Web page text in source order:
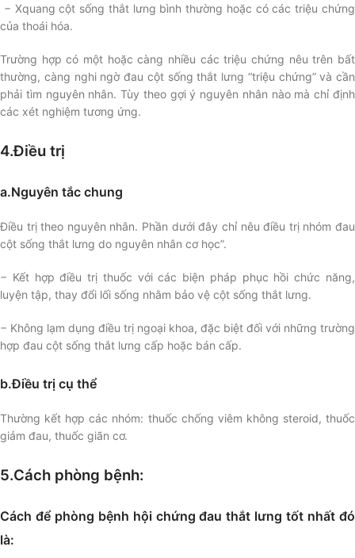
− Xquang cột sống thắt lưng bình thường hoặc có các triệu chứng
của thoái hóa.
Trường hợp có một hoặc càng nhiều các triệu chứng nêu trên bất
thường, càng nghi ngờ đau cột sống thắt lưng “triệu chứng” và cần
phải tìm nguyên nhân. Tùy theo gợi ý nguyên nhân nào mà chỉ định
các xét nghiệm tương ứng.
4.Điều trị
a.Nguyên tắc chung
Điều trị theo nguyên nhân. Phần dưới đây chỉ nêu điều trị nhóm đau
cột sống thắt lưng do nguyên nhân cơ học”.
− Kết hợp điều trị thuốc với các biện pháp phục hồi chức năng,
luyện tập, thay đổi lối sống nhằm bảo vệ cột sống thắt lưng.
− Không lạm dụng điều trị ngoại khoa, đặc biệt đối với những trường
hợp đau cột sống thắt lưng cấp hoặc bán cấp.
b.Điều trị cụ thể
Thường kết hợp các nhóm: thuốc chống viêm không steroid, thuốc
giảm đau, thuốc giãn cơ.
5.Cách phòng bệnh:
Cách để phòng bệnh hội chứng đau thắt lưng tốt nhất đó
là: